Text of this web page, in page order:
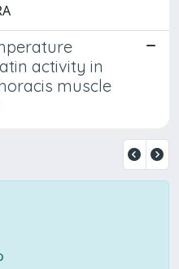
activity in
muscle